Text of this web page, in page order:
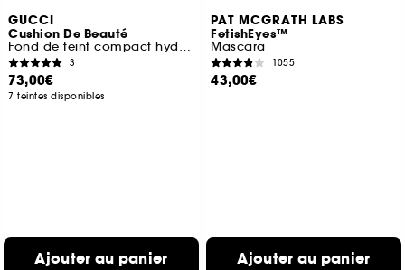
GUCCI
Cushion De Beauté
Fond de teint compact hydratant
3
73,00€
7 teintes disponibles
Ajouter au panier
PAT MCGRATH LABS
FetishEyes™
Mascara
1055
43,00€
Ajouter au panier